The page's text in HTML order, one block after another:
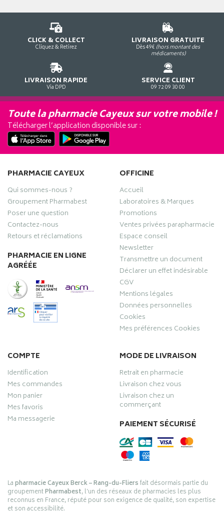
CLICK & COLLECT
Cliquez & Retirez
LIVRAISON GRATUITE
Dès 49€ (hors montant des
médicaments)
LIVRAISON RAPIDE
Via DPD
SERVICE CLIENT
09 72 09 30 00
Toute la pharmacie Cayeux sur votre mobile !
Télécharger l’application disponible sur :
PHARMACIE CAYEUX
Qui sommes-nous ?
Groupement Pharmabest
Poser une question
Contactez-nous
Retours et réclamations
PHARMACIE EN LIGNE
AGRÉÉE
OFFICINE
Accueil
Laboratoires & Marques
Promotions
Ventes privées parapharmacie
Espace conseil
Newsletter
Transmettre un document
Déclarer un effet indésirable
CGV
Mentions légales
Données personnelles
Cookies
Mes préférences Cookies
COMPTE
Identification
Mes commandes
Mon panier
Mes favoris
Ma messagerie
MODE DE LIVRAISON
Retrait en pharmacie
Livraison chez vous
Livraison chez un
commerçant
PAIEMENT SÉCURISÉ
Lapharmacie Cayeux Berck – Rang-du-Fliersfait désormais partie du
groupementPharmabest, l’un des réseaux de pharmacies les plus
reconnus en France, réputé pour son exigence de qualité, son expertise
et son accessibilité.